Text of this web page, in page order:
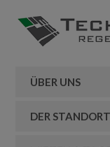
ÜBER UNS
DER STANDORT